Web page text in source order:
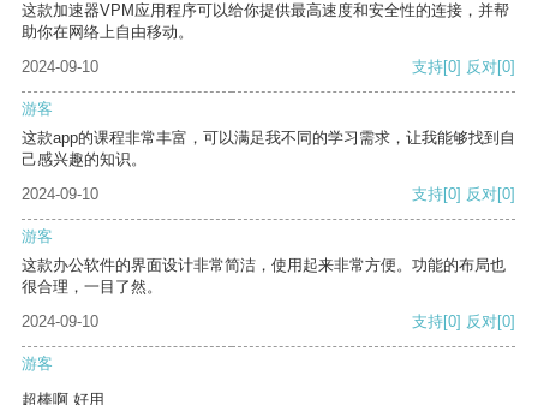
这款加速器VPM应用程序可以给你提供最高速度和安全性的连接，并帮
助你在网络上自由移动。
2024-09-10
支持[0] 反对[0]
游客
这款app的课程非常丰富，可以满足我不同的学习需求，让我能够找到自
己感兴趣的知识。
2024-09-10
支持[0] 反对[0]
游客
这款办公软件的界面设计非常简洁，使用起来非常方便。功能的布局也
很合理，一目了然。
2024-09-10
支持[0] 反对[0]
游客
超棒啊 好用